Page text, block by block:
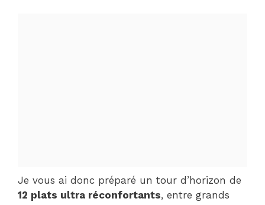
Je vous ai donc préparé un tour d’horizon de
12 plats ultra réconfortants, entre grands